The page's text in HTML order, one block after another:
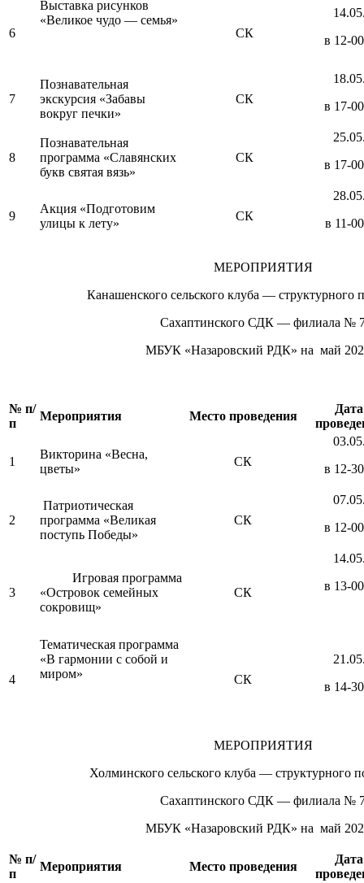
6
Выставка рисунков
«Великое чудо — семья»
СК
в 12-
7
Познавательная
экскурсия «Забавы
вокруг печки»
СК
в 17-
8
Познавательная
программа «Славянских
букв святая вязь»
СК
в 17-
9
Акция «Подготовим
улицы к лету»
СК
в 11-
МЕРОПРИЯТИЯ
Канашенского сельского клуба — структурного
Сахаптинского СДК — филиала №
МБУК «Назаровский РДК» на май
№ п/
п
Мероприятия Место проведения
Дата
1
Викторина «Весна,
цветы»
СК
в 12-
2
Патриотическая
программа «Великая
поступь Победы»
СК
в 12-
3
Игровая программа
«Островок семейных
сокровищ»
СК
в 13-
4
Тематическая программа
«В гармонии с собой и
миром»
СК
в 14-
МЕРОПРИЯТИЯ
Холминского сельского клуба — структурного
Сахаптинского СДК — филиала №
МБУК «Назаровский РДК» на май
№ п/
п
Мероприятия Место проведения
Дата